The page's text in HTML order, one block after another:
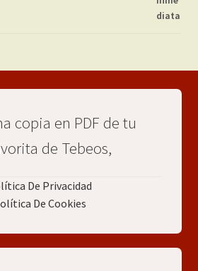
copia en PDF de tu
de Tebeos,
De Privacidad
De Cookies